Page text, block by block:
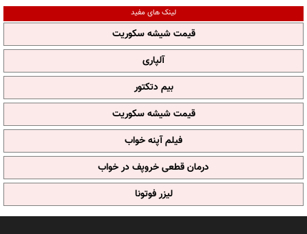
لینک های مفید
قیمت شیشه سکوریت
آلپاری
بیم دتکتور
قیمت شیشه سکوریت
فیلم آپنه خواب
درمان قطعی خروپف در خواب
لیزر فوتونا